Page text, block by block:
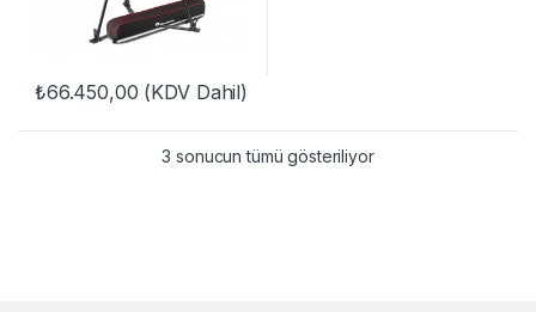
₺66.450,00 (KDV Dahil)
3 sonucun tümü gösteriliyor